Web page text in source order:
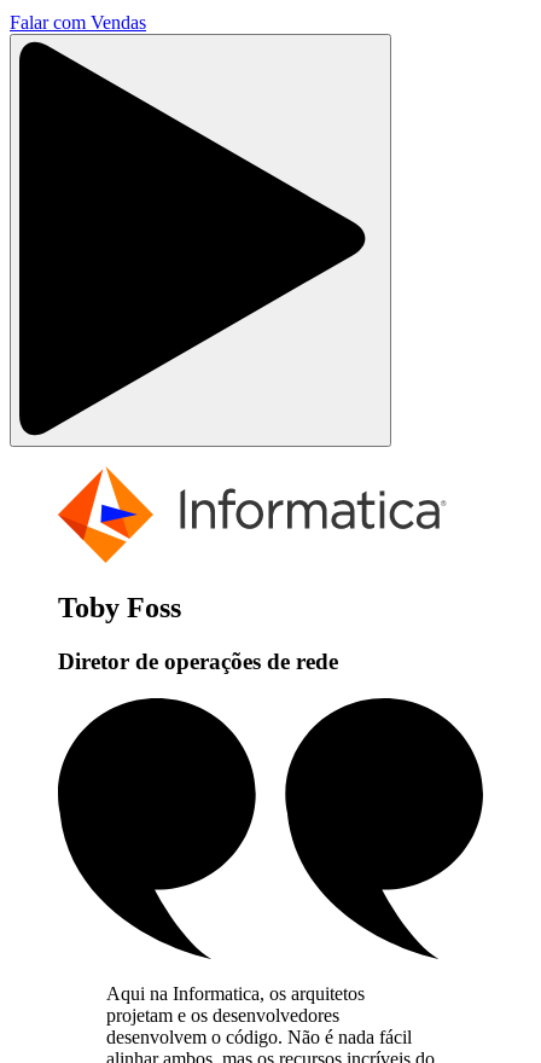
Falar com Vendas
Toby Foss
Diretor de operações de rede
Aqui na Informatica, os arquitetos
projetam e os desenvolvedores
desenvolvem o código. Não é nada fácil
alinhar ambos, mas os recursos incríveis do